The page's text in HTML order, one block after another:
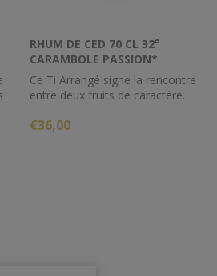
RHUM DE CED 70 CL 32°
CARAMBOLE PASSION*
Ce Ti Arrangé signe la rencontre
entre deux fruits de caractère.
€36,00